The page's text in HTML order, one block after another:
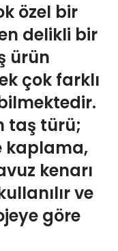
özel bir
delikli bir
ürün
çok farklı
taş türü;
kaplama,
kenarı
ve
göre